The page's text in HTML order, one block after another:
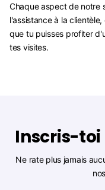
Chaque aspect de notre
l'assistance à la
que tu puisses profiter
tes visites.
Inscris-
Ne rate plus jamais